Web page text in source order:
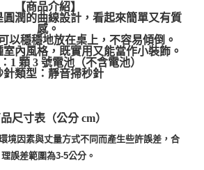
【商品介紹】
潤的曲線設計，看起來簡單又有質
感。
以穩穩地放在桌上，不容易傾倒。
內風格，既實用又能當作小裝飾。
1 顆 3 號電池（不含電池）
針類型：靜音掃秒針
尺寸表（公分 cm）
境因素與丈量方式不同而產生些許誤差，合
理誤差範圍為3-5公分。